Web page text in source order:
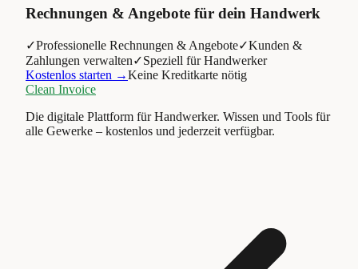
Rechnungen & Angebote für dein Handwerk
✓Professionelle Rechnungen & Angebote✓Kunden &
Zahlungen verwalten✓Speziell für Handwerker
Kostenlos starten →Keine Kreditkarte nötig
Clean Invoice
Die digitale Plattform für Handwerker. Wissen und Tools für
alle Gewerke – kostenlos und jederzeit verfügbar.